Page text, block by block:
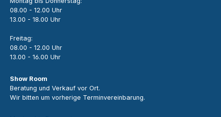
08.00 - 12.00 Uhr
13.00 - 18.00 Uhr
Freitag:
08.00 - 12.00 Uhr
13.00 - 16.00 Uhr
Show Room
Beratung und Verkauf vor Ort.
Wir bitten um vorherige Terminvereinbarung.